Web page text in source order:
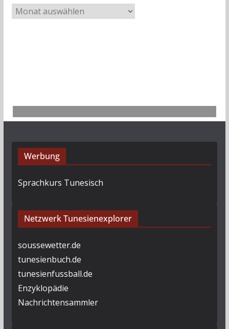
r
Werbung
Sprachkurs Tunesisch
Netzwerk Tunesienexplorer
soussewetter.de
tunesienbuch.de
tunesienfussball.de
Enzyklopädie
Nachrichtensammler